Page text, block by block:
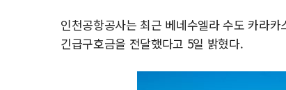
인천공항공사는 최근 베네수엘라 수도 카라
긴급구호금을 전달했다고 5일 밝혔다.